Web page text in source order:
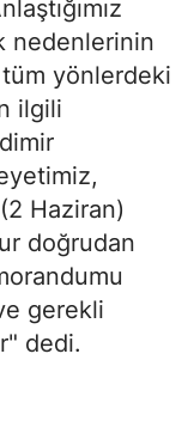
nedenlerinin
tüm yönlerdeki
ilgili
Haziran)
doğrudan
gerekli
dedi.